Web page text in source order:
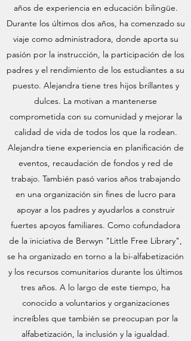
años de experiencia en educación bilingüe.
Durante los últimos dos años, ha comenzado su
viaje como administradora, donde aporta su
pasión por la instrucción, la participación de los
padres y el rendimiento de los estudiantes a su
puesto. Alejandra tiene tres hijos brillantes y
dulces. La motivan a mantenerse
comprometida con su comunidad y mejorar la
calidad de vida de todos los que la rodean.
Alejandra tiene experiencia en planificación de
eventos, recaudación de fondos y red de
trabajo. También pasó varios años trabajando
en una organización sin fines de lucro para
apoyar a los padres y ayudarlos a construir
fuertes apoyos familiares. Como cofundadora
de la iniciativa de Berwyn "Little Free Library",
se ha organizado en torno a la bi-alfabetización
y los recursos comunitarios durante los últimos
tres años. A lo largo de este tiempo, ha
conocido a voluntarios y organizaciones
increíbles que también se preocupan por la
alfabetización, la inclusión y la igualdad.